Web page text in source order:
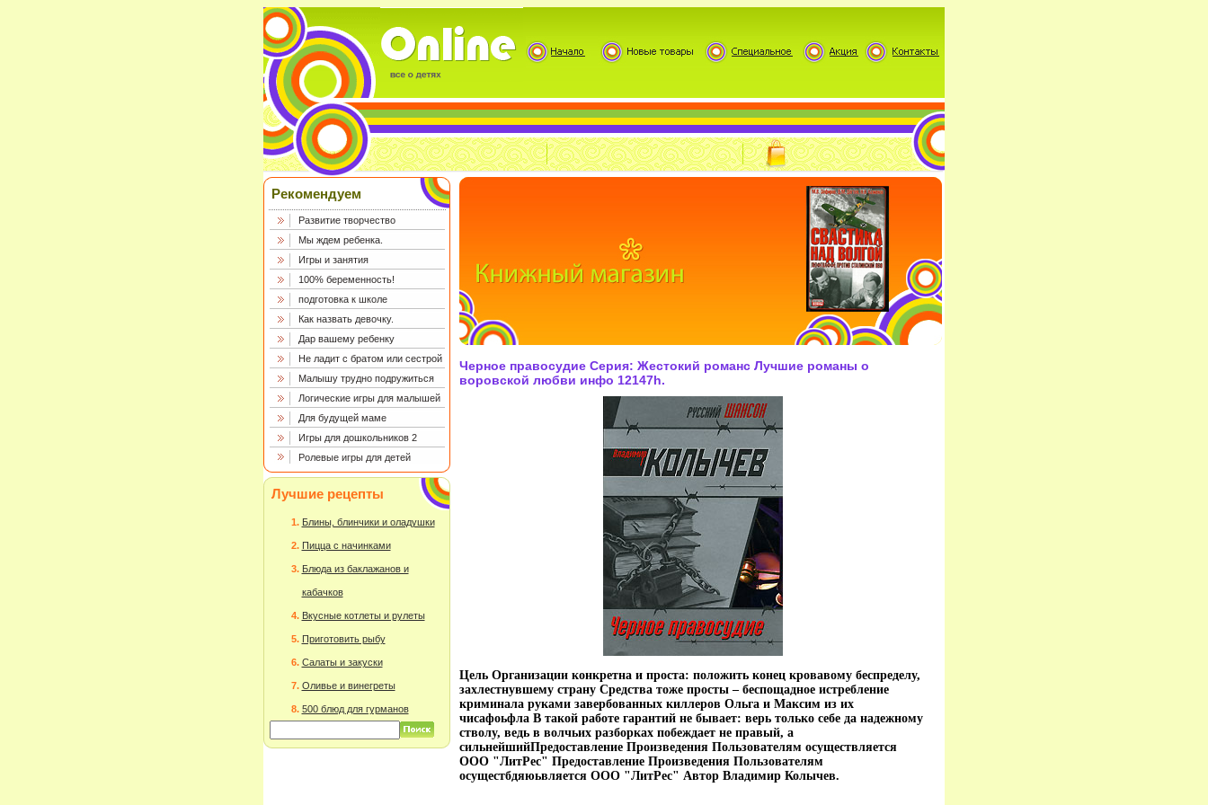
Рекомендуем
Развитие творчество
Мы ждем ребенка.
Игры и занятия
100% беременность!
подготовка к школе
Как назвать девочку.
Дар вашему ребенку
Не ладит с братом или сестрой
Малышу трудно подружиться
Логические игры для малышей
Для будущей маме
Игры для дошкольников 2
Ролевые игры для детей
Лучшие рецепты
Блины, блинчики и оладушки
Пицца с начинками
Блюда из баклажанов и
кабачков
Вкусные котлеты и рулеты
Приготовить рыбу
Салаты и закуски
Оливье и винегреты
500 блюд для гурманов
Черное правосудие Серия: Жестокий романс Лучшие романы о
воровской любви инфо 12147h.
Цель Организации конкретна и проста: положить конец кровавому беспределу,
захлестнувшему страну Средства тоже просты – беспощадное истребление
криминала руками завербованных киллеров Ольга и Максим из их
чисафоьфла В такой работе гарантий не бывает: верь только себе да надежному
стволу, ведь в волчьих разборках побеждает не правый, а
сильнейшийПредоставление Произведения Пользователям осуществляется
ООО "ЛитРес" Предоставление Произведения Пользователям
осущестбдяюьвляется ООО "ЛитРес" Автор Владимир Колычев.